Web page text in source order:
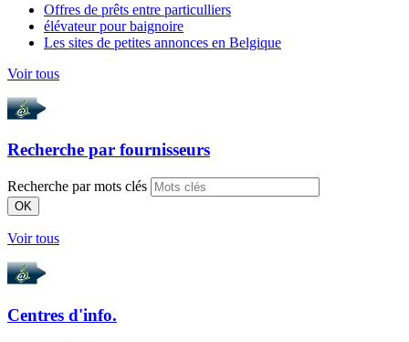
Offres de prêts entre particulliers
élévateur pour baignoire
Les sites de petites annonces en Belgique
Voir tous
Recherche par fournisseurs
Recherche par mots clés
OK
Voir tous
Centres d'info.